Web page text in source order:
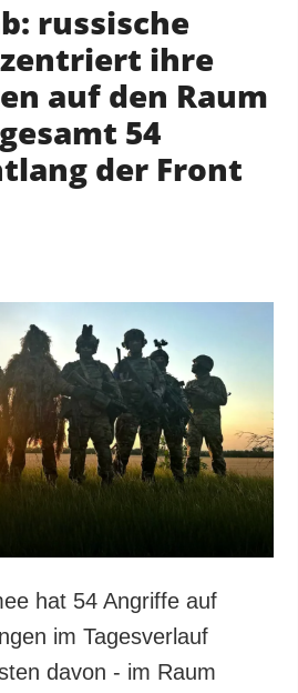
russische
ihre
auf den Raum
54
der Front
hat 54 Angriffe auf
im Tagesverlauf
davon - im Raum